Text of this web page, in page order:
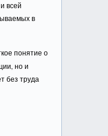
всей
в
понятие о
но и
без труда